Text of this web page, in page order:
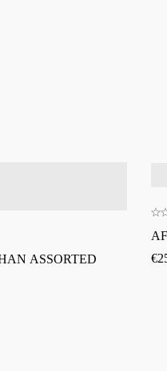
ASSORTED
€